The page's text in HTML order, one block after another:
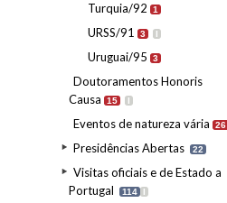
Turquia/92 1
URSS/91 3 I
Uruguai/95 3
Doutoramentos Honoris
Causa
15 I
Eventos de natureza vária 26
Presidências Abertas 22
Visitas oficiais e de Estado a
Portugal
114 I